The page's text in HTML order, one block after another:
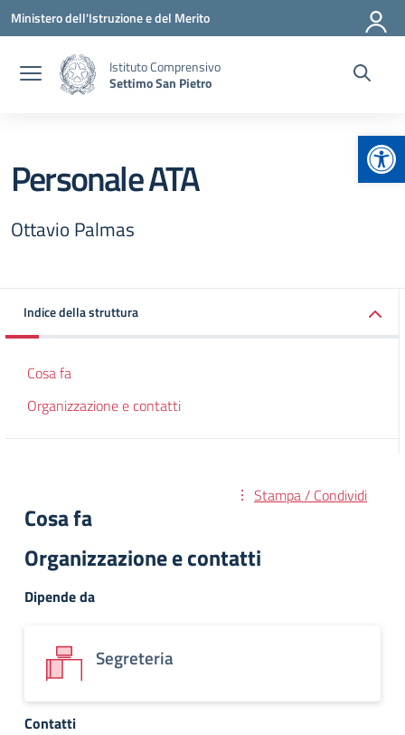
Vai ai contenuti
Vai al menu di navigazione
Vai al footer
Ministero dell'Istruzione e del Merito
Istituto Comprensivo
Settimo San Pietro
Personale ATA
Ottavio Palmas
Indice della struttura
Cosa fa
Organizzazione e contatti
Stampa / Condividi
Cosa fa
Organizzazione e contatti
Dipende da
Segreteria
Contatti